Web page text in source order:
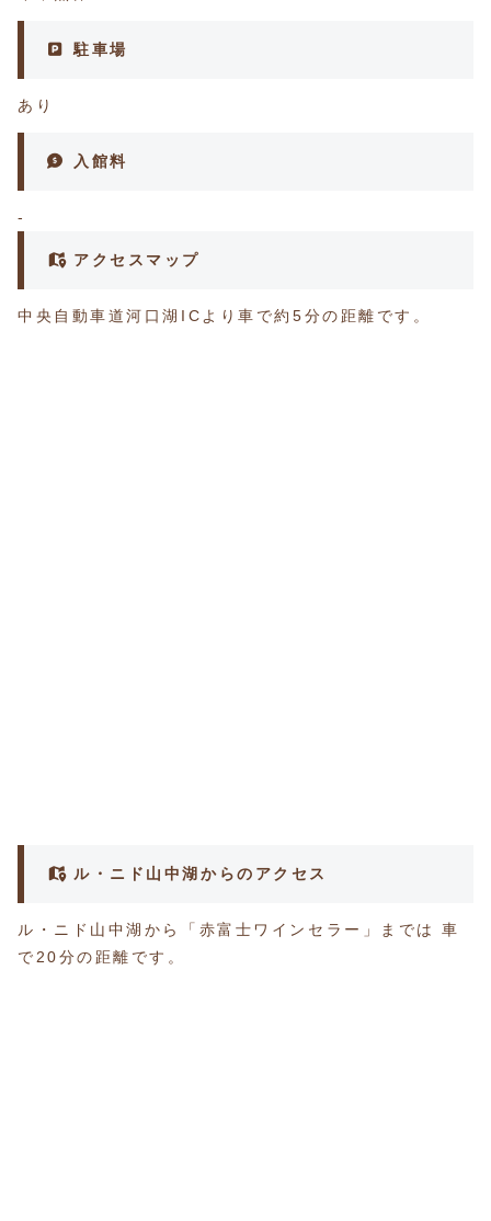
駐車場
あり
入館料
-
アクセスマップ
中央自動車道河口湖ICより車で約5分の距離です。
ル・ニド山中湖からのアクセス
ル・ニド山中湖から「赤富士ワインセラー」までは 車
で20分の距離です。